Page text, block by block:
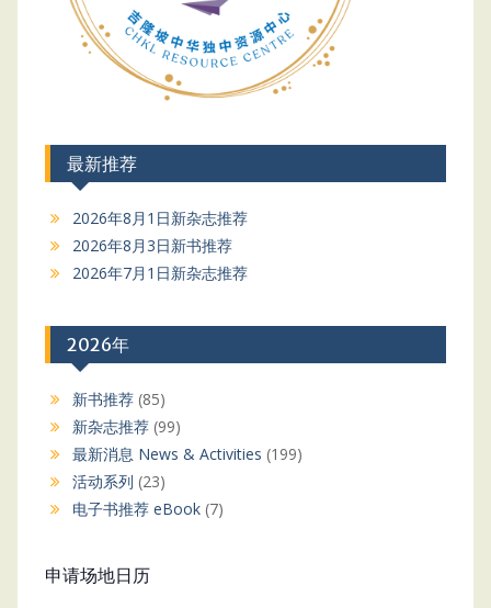
最新推荐
2026年8月1日新杂志推荐
2026年8月3日新书推荐
2026年7月1日新杂志推荐
2026年
新书推荐(85)
新杂志推荐(99)
最新消息 News & Activities (199)
活动系列 (23)
电子书推荐 eBook(7)
申请场地日历